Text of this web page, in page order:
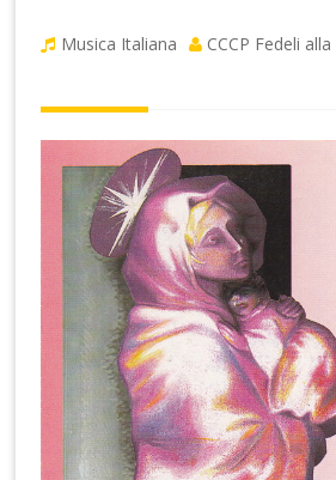
Musica Italiana CCCP Fedeli